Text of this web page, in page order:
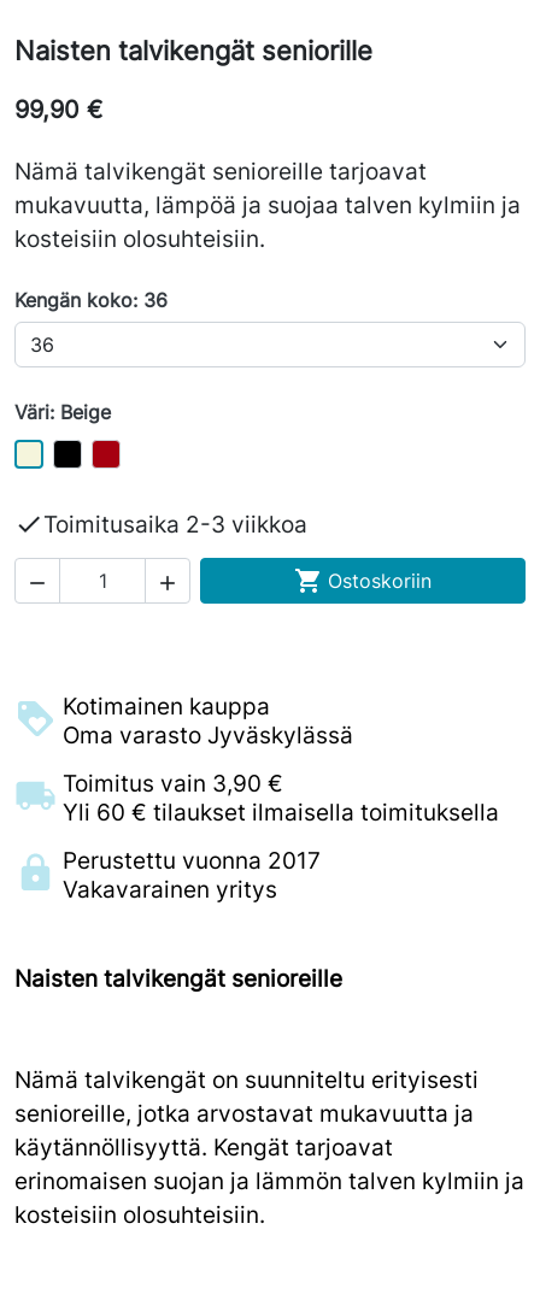
Naisten talvikengät seniorille
99,90 €
Nämä talvikengät senioreille tarjoavat
mukavuutta, lämpöä ja suojaa talven kylmiin ja
kosteisiin olosuhteisiin.
Kengän koko: 36
Väri: Beige
Toimitusaika 2-3 viikkoa
   Ostoskoriin
Kotimainen kauppa
Oma varasto Jyväskylässä
Toimitus vain 3,90 €
Yli 60 € tilaukset ilmaisella toimituksella
Perustettu vuonna 2017
Vakavarainen yritys
Naisten talvikengät senioreille
Nämä talvikengät on suunniteltu erityisesti
senioreille, jotka arvostavat mukavuutta ja
käytännöllisyyttä. Kengät tarjoavat
erinomaisen suojan ja lämmön talven kylmiin ja
kosteisiin olosuhteisiin.